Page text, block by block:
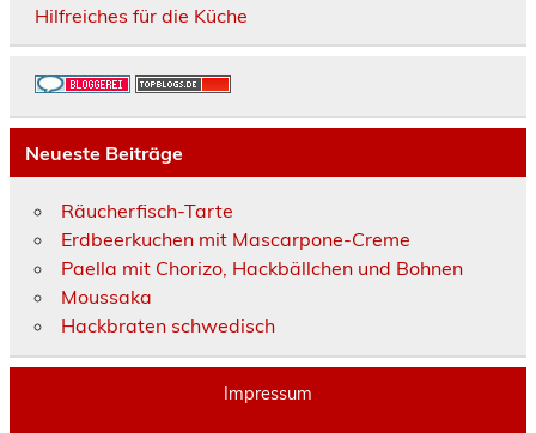
Hilfreiches für die Küche
Neueste Beiträge
Räucherfisch-Tarte
Erdbeerkuchen mit Mascarpone-Creme
Paella mit Chorizo, Hackbällchen und Bohnen
Moussaka
Hackbraten schwedisch
Impressum